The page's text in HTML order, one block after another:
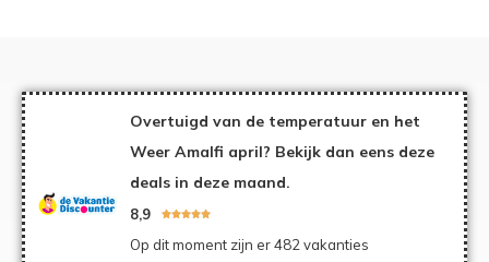
Overtuigd van de temperatuur en het
Weer Amalfi april? Bekijk dan eens deze
deals in deze maand.
8,9 
Op dit moment zijn er 482 vakanties